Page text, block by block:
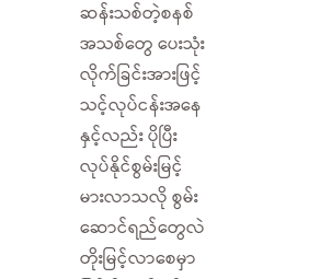
ဆန်းသစ်တဲ့စနစ်
အသစ်တွေ ပေးသုံး
လိုက်ခြင်းအားဖြင့်
သင့်လုပ်ငန်းအနေ
နှင့်လည်း ပိုပြီး
လုပ်နိုင်စွမ်းမြင့်
မားလာသလို စွမ်း
ဆောင်ရည်တွေလဲ
တိုးမြင့်လာစေမှာ